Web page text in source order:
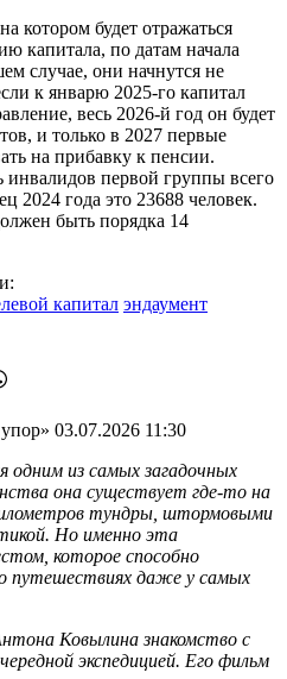
котором будет отражаться
капитала, по датам начала
случае, они начнутся не
к январю 2025-го капитал
весь 2026-й год он будет
и только в 2027 первые
на прибавку к пенсии.
первой группы всего
2024 года это 23688 человек.
быть порядка 14
капитал эндаумент
03.07.2026 11:30
одним из самых загадочных
она существует где-то на
тундры, штормовыми
Но именно эта
которое способно
путешествиях даже у самых
Ковылина знакомство с
экспедицией. Его фильм